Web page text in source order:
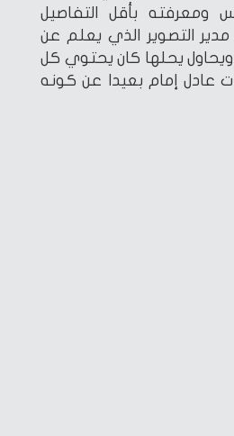
ومعرفته بأقل التفاصيل
مدير التصوير الذي يعلم عن
يحلها كان يحتوي كل
عادل إمام بعيدا عن كونه